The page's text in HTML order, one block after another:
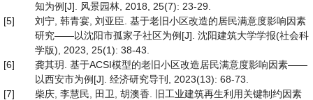
知为例[J]. 风景园林, 2018, 25(7): 23-29.
[5]
刘宁, 韩青宴, 刘亚臣. 基于老旧小区改造的居民满意度影响因素
研究——以沈阳市孤家子社区为例[J]. 沈阳建筑大学学报(社会科
学版), 2023, 25(1): 38-43.
[6]
龚其玥. 基于ACSI模型的老旧小区改造居民满意度影响因素——
以西安市为例[J]. 经济研究导刊, 2023(13): 68-73.
[7]
柴庆, 李慧民, 田卫, 胡澳香. 旧工业建筑再生利用关键制约因素